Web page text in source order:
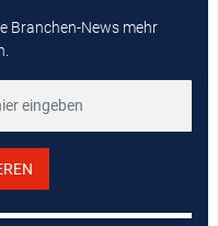
Branchen-News mehr